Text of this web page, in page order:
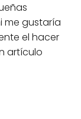
me gustaría
el hacer
artículo